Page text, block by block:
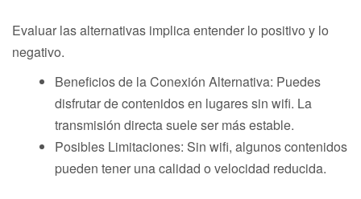
Evaluar las alternativas implica entender lo positivo y lo
negativo.
Beneficios de la Conexión Alternativa: Puedes
disfrutar de contenidos en lugares sin wifi. La
transmisión directa suele ser más estable.
Posibles Limitaciones: Sin wifi, algunos contenidos
pueden tener una calidad o velocidad reducida.